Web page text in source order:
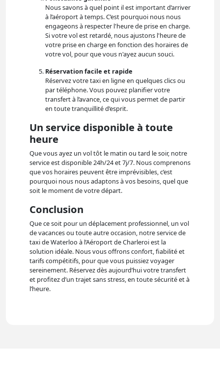
Nous savons à quel point il est important d’arriver
à l’aéroport à temps. C’est pourquoi nous nous
engageons à respecter l'heure de prise en charge.
Si votre vol est retardé, nous ajustons l'heure de
votre prise en charge en fonction des horaires de
votre vol, pour que vous n'ayez aucun souci.
Réservation facile et rapide
Réservez votre taxi en ligne en quelques clics ou
par téléphone. Vous pouvez planifier votre
transfert à l’avance, ce qui vous permet de partir
en toute tranquillité d’esprit.
Un service disponible à toute
heure
Que vous ayez un vol tôt le matin ou tard le soir, notre
service est disponible 24h/24 et 7j/7. Nous comprenons
que vos horaires peuvent être imprévisibles, c’est
pourquoi nous nous adaptons à vos besoins, quel que
soit le moment de votre départ.
Conclusion
Que ce soit pour un déplacement professionnel, un vol
de vacances ou toute autre occasion, notre service de
taxi de Waterloo à l’Aéroport de Charleroi est la
solution idéale. Nous vous offrons confort, fiabilité et
tarifs compétitifs, pour que vous puissiez voyager
sereinement. Réservez dès aujourd’hui votre transfert
et profitez d’un trajet sans stress, en toute sécurité et à
l’heure.